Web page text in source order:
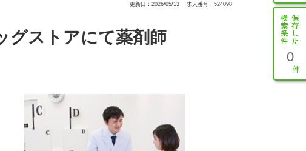
0
更新日：2026/05/13 求人番号：524098
グストアにて薬剤師